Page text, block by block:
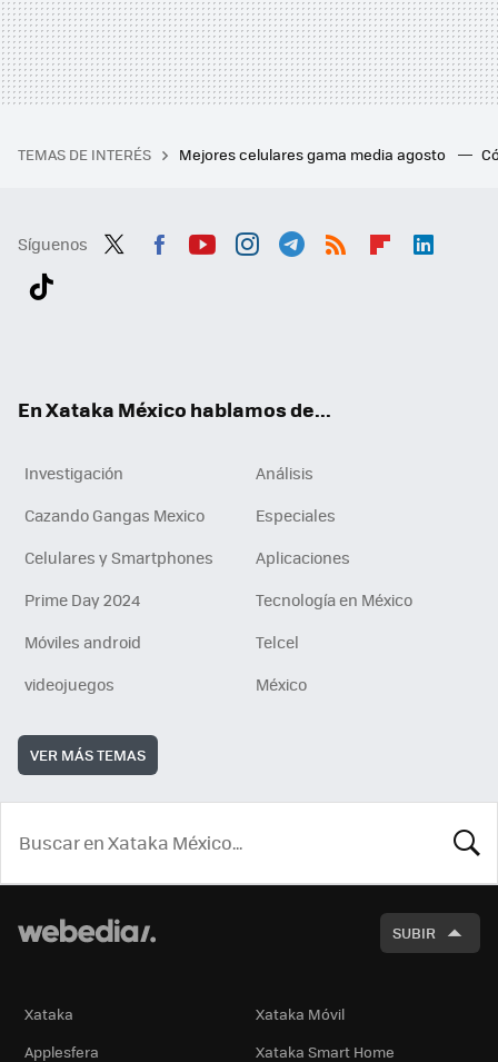
TEMAS DE INTERÉS Mejores celulares gama media agosto
Síguenos
En Xataka México hablamos de...
Investigación
Análisis
Cazando Gangas Mexico
Especiales
Celulares y Smartphones
Aplicaciones
Prime Day 2024
Tecnología en México
Móviles android
Telcel
videojuegos
México
VER MÁS TEMAS
SUBIR
Xataka
Xataka Móvil
Applesfera
Xataka Smart Home